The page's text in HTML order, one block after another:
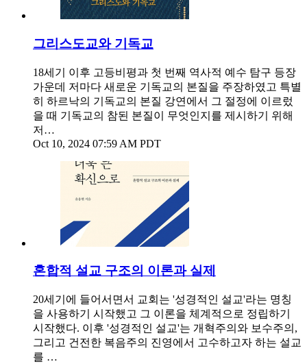
그리스도교와 기독교
18세기 이후 고등비평과 첫 번째 역사적 예수 탐구 등장
가운데 저마다 새로운 기독교의 본질을 주장하였고 특별
히 하르낙의 기독교의 본질 강연에서 그 절정에 이르렀
을 때 기독교의 참된 본질이 무엇인지를 제시하기 위해
저…
Oct 10, 2024 07:59 AM PDT
혼합적 설교 구조의 이론과 실제
20세기에 들어서면서 교회는 '성경적인 설교'라는 명칭
을 사용하기 시작했고 그 이론을 체계적으로 정립하기
시작했다. 이후 '성경적인 설교'는 개혁주의와 보수주의,
그리고 건전한 복음주의 진영에서 고수하고자 하는 설교
를 …